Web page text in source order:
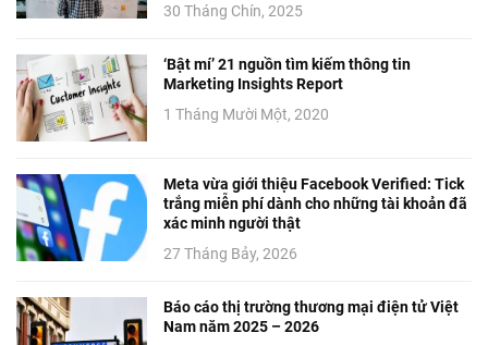
30 Tháng Chín, 2025
‘Bật mí’ 21 nguồn tìm kiếm thông tin
Marketing Insights Report
1 Tháng Mười Một, 2020
Meta vừa giới thiệu Facebook Verified: Tick
trắng miễn phí dành cho những tài khoản đã
xác minh người thật
27 Tháng Bảy, 2026
Báo cáo thị trường thương mại điện tử Việt
Nam năm 2025 – 2026